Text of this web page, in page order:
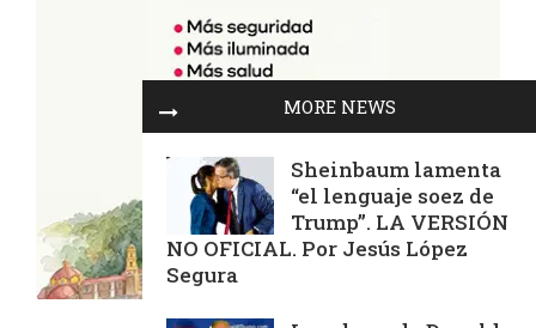
MORE NEWS
Sheinbaum lamenta
“el lenguaje soez de
Trump”. LA VERSIÓN
NO OFICIAL. Por Jesús López
Segura